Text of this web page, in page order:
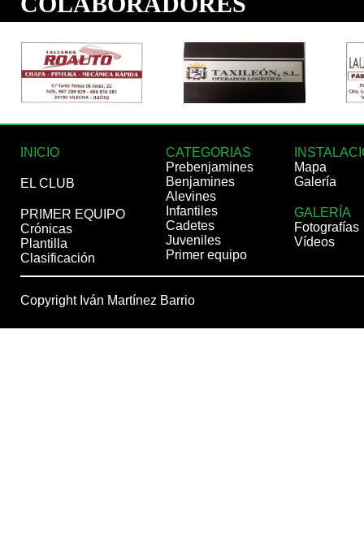
INICIO
EL CLUB
PRIMER EQUIPO
Crónicas
Plantilla
Clasificación
CATEGORIAS
Prebenjamines
Benjamines
Alevines
Infantiles
Cadetes
Juveniles
Primer equipo
Mapa
Galería
GALERÍA
Fotografías
Vídeos
Copyright Iván Martínez Barrio